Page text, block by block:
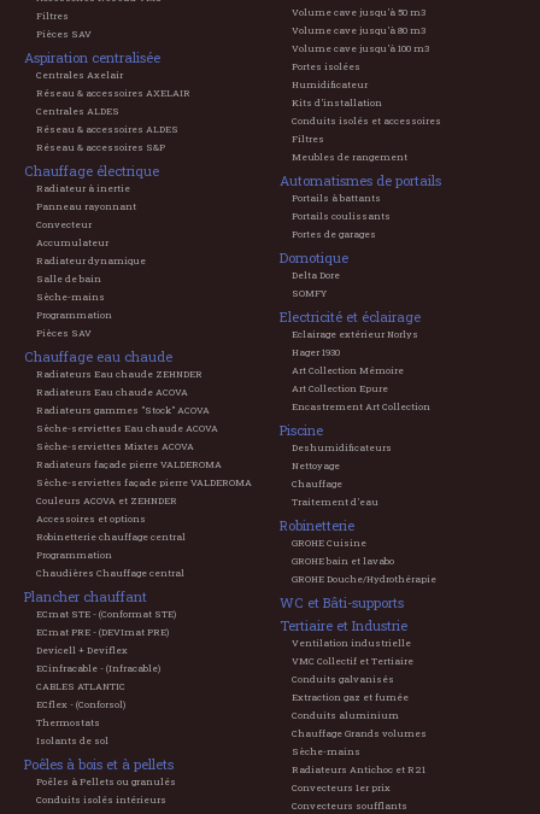
Filtres
Pièces SAV
Aspiration centralisée
Centrales Axelair
Réseau & accessoires AXELAIR
Centrales ALDES
Réseau & accessoires ALDES
Réseau & accessoires S&P
Chauffage électrique
Radiateur à inertie
Panneau rayonnant
Convecteur
Accumulateur
Radiateur dynamique
Salle de bain
Sèche-mains
Programmation
Pièces SAV
Chauffage eau chaude
Radiateurs Eau chaude ZEHNDER
Radiateurs Eau chaude ACOVA
Radiateurs gammes "Stock" ACOVA
Sèche-serviettes Eau chaude ACOVA
Sèche-serviettes Mixtes ACOVA
Radiateurs façade pierre VALDEROMA
Sèche-serviettes façade pierre VALDEROMA
Couleurs ACOVA et ZEHNDER
Accessoires et options
Robinetterie chauffage central
Programmation
Chaudières Chauffage central
Plancher chauffant
ECmat STE - (Conformat STE)
ECmat PRE - (DEVImat PRE)
Devicell + Deviflex
ECinfracable - (Infracable)
CABLES ATLANTIC
ECflex - (Conforsol)
Thermostats
Isolants de sol
Poêles à bois et à pellets
Poêles à Pellets ou granulés
Conduits isolés intérieurs
Volume cave jusqu'à 50 m3
Volume cave jusqu'à 80 m3
Volume cave jusqu'à 100 m3
Portes isolées
Humidificateur
Kits d'installation
Conduits isolés et accessoires
Filtres
Meubles de rangement
Automatismes de portails
Portails à battants
Portails coulissants
Portes de garages
Domotique
Delta Dore
SOMFY
Electricité et éclairage
Eclairage extérieur Norlys
Hager 1930
Art Collection Mémoire
Art Collection Epure
Encastrement Art Collection
Piscine
Deshumidificateurs
Nettoyage
Chauffage
Traitement d'eau
Robinetterie
GROHE Cuisine
GROHE bain et lavabo
GROHE Douche/Hydrothérapie
WC et Bâti-supports
Tertiaire et Industrie
Ventilation industrielle
VMC Collectif et Tertiaire
Conduits galvanisés
Extraction gaz et fumée
Conduits aluminium
Chauffage Grands volumes
Sèche-mains
Radiateurs Antichoc et R21
Convecteurs 1er prix
Convecteurs soufflants